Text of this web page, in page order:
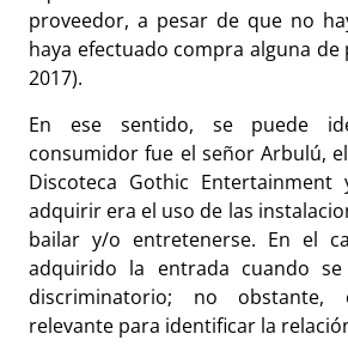
proveedor, a pesar de que no
haya efectuado compra alguna de
2017).
En ese sentido, se puede
consumidor fue el señor Arbulú,
Discoteca Gothic
adquirir era el uso de las
bailar y/o entretenerse. En el
adquirido la entrada cuando
discriminatorio; no
relevante para identificar la